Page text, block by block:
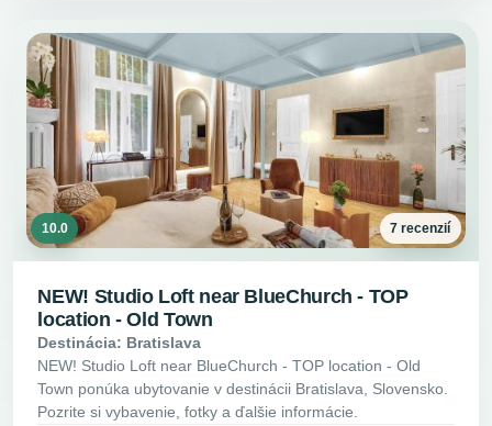
10.0 7 recenzií
NEW! Studio Loft near BlueChurch - TOP
location - Old Town
Destinácia: Bratislava
NEW! Studio Loft near BlueChurch - TOP location - Old
Town ponúka ubytovanie v destinácii Bratislava, Slovensko.
Pozrite si vybavenie, fotky a ďalšie informácie.